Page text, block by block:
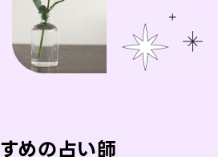
めの占い師